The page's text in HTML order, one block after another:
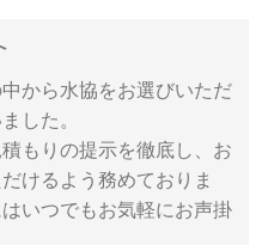
から水協をお選びいただ
した。
もりの提示を徹底し、お
けるよう務めておりま
いつでもお気軽にお声掛